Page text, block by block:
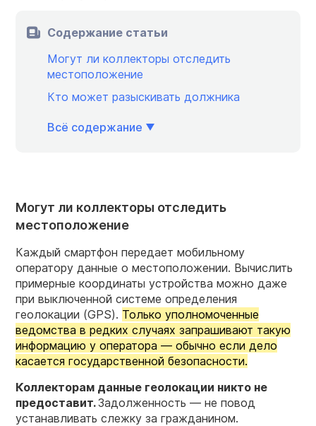
Содержание статьи
Могут ли коллекторы отследить
местоположение
Кто может разыскивать должника
Всё содержание
Могут ли коллекторы отследить
местоположение
Каждый смартфон передает мобильному
оператору данные о местоположении. Вычислить
примерные координаты устройства можно даже
при выключенной системе определения
геолокации (GPS). Только уполномоченные
ведомства в редких случаях запрашивают такую
информацию у оператора — обычно если дело
касается государственной безопасности.
Коллекторам данные геолокации никто не
предоставит.Задолженность — не повод
устанавливать слежку за гражданином.